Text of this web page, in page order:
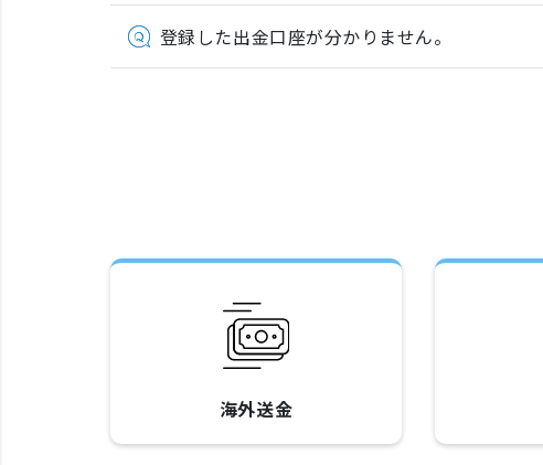
登録した出金口座が分かりません。
海外送金